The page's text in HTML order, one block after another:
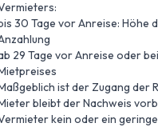
30 Tage vor Anreise: Höhe
29 Tage vor Anreise oder
ist der Zugang der
bleibt der Nachweis
kein oder ein